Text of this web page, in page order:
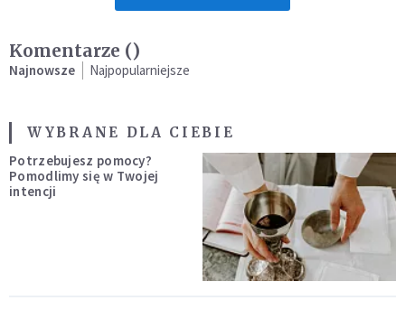
Komentarze ()
Najnowsze Najpopularniejsze
WYBRANE DLA CIEBIE
Potrzebujesz pomocy?
Pomodlimy się w Twojej
intencji